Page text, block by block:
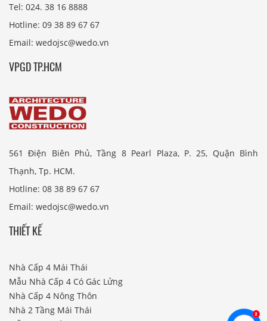
Tel: 024. 38 16 8888
Hotline: 09 38 89 67 67
Email: wedojsc@wedo.vn
VPGD TP.HCM
561 Điện Biên Phủ, Tầng 8 Pearl Plaza, P. 25, Quận Bình
Thạnh, Tp. HCM.
Hotline: 08 38 89 67 67
Email: wedojsc@wedo.vn
THIẾT KẾ
Nhà Cấp 4 Mái Thái
Mẫu Nhà Cấp 4 Có Gác Lửng
Nhà Cấp 4 Nông Thôn
Nhà 2 Tầng Mái Thái